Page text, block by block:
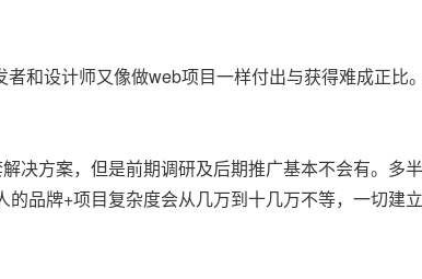
和设计师又像做web项目一样付出与获得难成正比
决方案，但是前期调研及后期推广基本不会有。多
品牌+项目复杂度会从几万到十几万不等，一切建